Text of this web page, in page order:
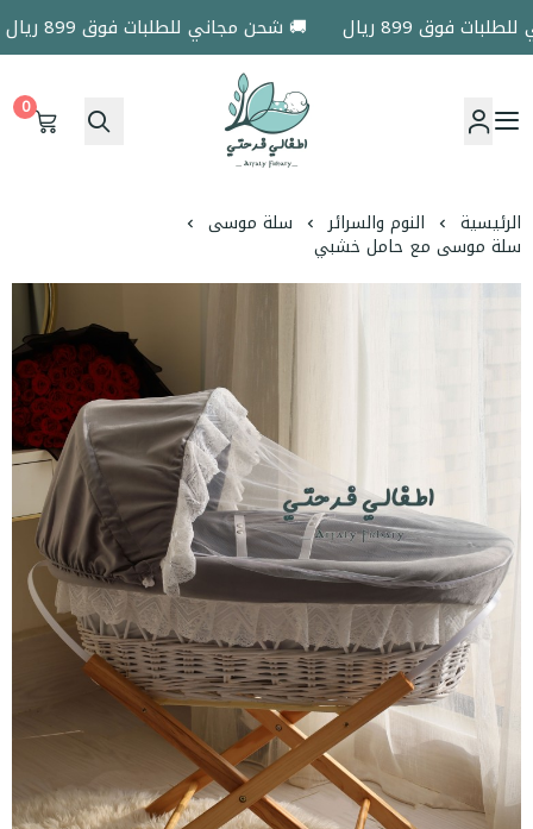
فوق 899 ريال 🚚 شحن مجاني للطلبات فوق 899 ريال
اطفالي فرحتي
0
الرئيسية النوم والسرائر سلة موسى
سلة موسى مع حامل خشبي